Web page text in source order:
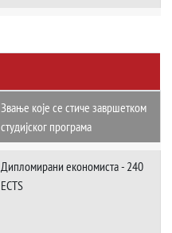
Звање које се стиче завршетком
студијског програма
Дипломирани економиста - 240
ECTS